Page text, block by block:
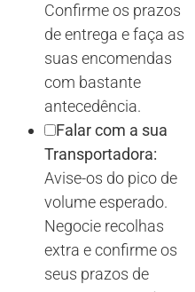
Confirme os prazos
de entrega e faça as
suas encomendas
com bastante
antecedência.
Falar com a sua
Transportadora:
Avise-os do pico de
volume esperado.
Negocie recolhas
extra e confirme os
seus prazos de